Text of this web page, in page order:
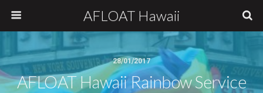
AFLOAT Hawaii
28/01/2017
AFLOAT Hawaii Rainbow Service